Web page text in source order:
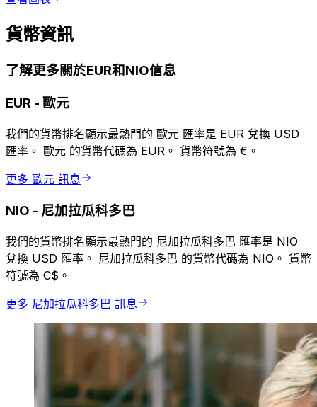
貨幣資訊
了解更多關於EUR和NIO信息
EUR - 歐元
我們的貨幣排名顯示最熱門的 歐元 匯率是 EUR 兌換 USD
匯率。 歐元 的貨幣代碼為 EUR。 貨幣符號為 €。
更多 歐元 訊息
NIO - 尼加拉瓜科多巴
我們的貨幣排名顯示最熱門的 尼加拉瓜科多巴 匯率是 NIO
兌換 USD 匯率。 尼加拉瓜科多巴 的貨幣代碼為 NIO。 貨幣
符號為 C$。
更多 尼加拉瓜科多巴 訊息